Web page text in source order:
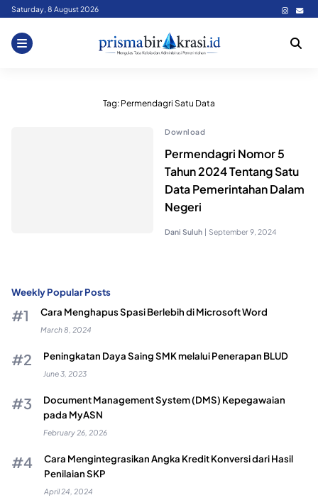
Skip
content
Saturday, 8 August 2026
Tag: Permendagri Satu Data
Download
Permendagri Nomor 5
Tahun 2024 Tentang Satu
Data Pemerintahan Dalam
Negeri
Dani Suluh | September 9, 2024
Weekly Popular Posts
Cara Menghapus Spasi Berlebih di Microsoft Word
March 8, 2024
Peningkatan Daya Saing SMK melalui Penerapan BLUD
June 3, 2023
Document Management System (DMS) Kepegawaian
pada MyASN
February 26, 2026
Cara Mengintegrasikan Angka Kredit Konversi dari Hasil
Penilaian SKP
April 24, 2024